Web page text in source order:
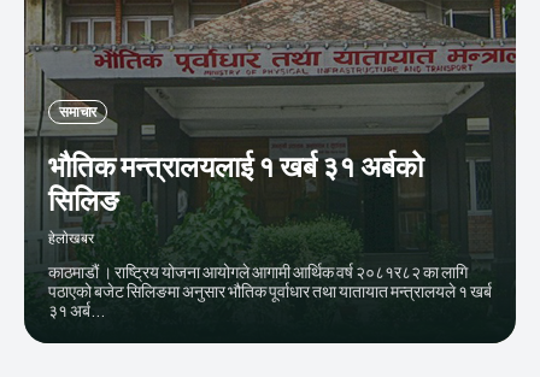
समाचार
भौतिक मन्त्रालयलाई १ खर्ब ३१ अर्बको
सिलिङ
हेलाेखबर
काठमाडौं । राष्ट्रिय योजना आयोगले आगामी आर्थिक वर्ष २०८१र८२ का लागि
पठाएको बजेट सिलिङमा अनुसार भौतिक पूर्वाधार तथा यातायात मन्त्रालयले १ खर्ब
३१ अर्ब...